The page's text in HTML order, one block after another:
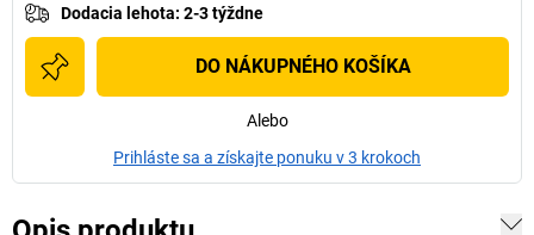
Dodacia lehota: 2-3 týždne
DO NÁKUPNÉHO KOŠÍKA
Alebo
Prihláste sa a získajte ponuku v 3 krokoch